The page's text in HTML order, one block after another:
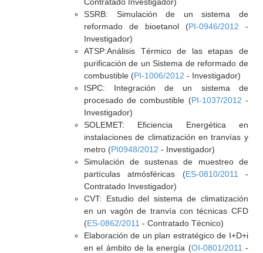
SSRB: Simulación de un sistema de
reformado de bioetanol (PI-0946/2012 -
Investigador)
ATSP:Análisis Térmico de las etapas de
purificación de un Sistema de reformado de
combustible (PI-1006/2012 - Investigador)
ISPC: Integración de un sistema de
procesado de combustible (PI-1037/2012 -
Investigador)
SOLEMET: Eficiencia Energética en
instalaciones de climatización en tranvías y
metro (PI0948/2012 - Investigador)
Simulación de sustenas de muestreo de
partículas atmósféricas (ES-0810/2011
-
Contratado Investigador)
CVT: Estudio del sistema de climatización
en un vagón de tranvía con técnicas CFD
(ES-0862/2011 - Contratado Técnico)
Elaboración de un plan estratégico de I+D+i
en el ámbito de la energía (OI-0801/2011 -